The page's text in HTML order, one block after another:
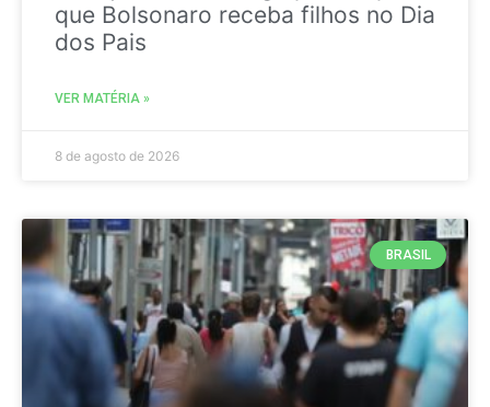
que Bolsonaro receba filhos no Dia
dos Pais
VER MATÉRIA »
8 de agosto de 2026
BRASIL